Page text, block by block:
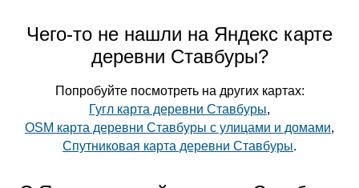
Чего-то не нашли на Яндекс карте
деревни Ставбуры?
Попробуйте посмотреть на других картах:
Гугл карта деревни Ставбуры,
OSM карта деревни Ставбуры с улицами и домами,
Спутниковая карта деревни Ставбуры.